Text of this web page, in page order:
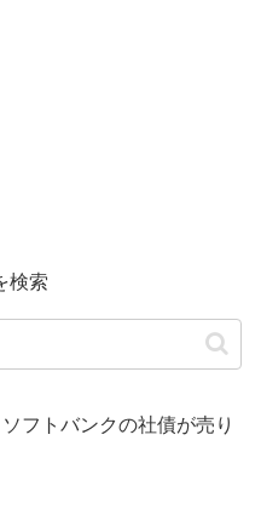
検索
フトバンクの社債が売り